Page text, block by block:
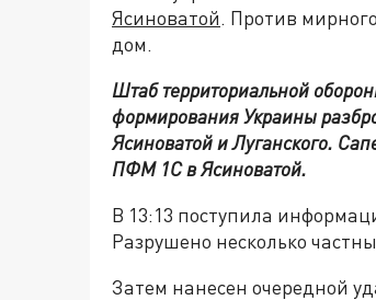
Ясиноватой. Против
дом.
Штаб территориальной
формирования Украины
Ясиноватой и Луганского.
ПФМ 1С в Ясиноватой.
В 13:13 поступила
Разрушено несколько
Затем нанесен очередной